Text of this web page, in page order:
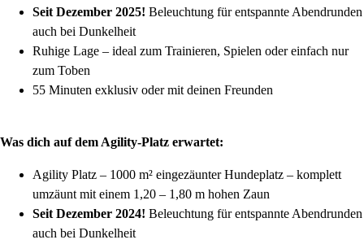
Seit Dezember 2025! Beleuchtung für entspannte Abendrunden
auch bei Dunkelheit
Ruhige Lage – ideal zum Trainieren, Spielen oder einfach nur
zum Toben
55 Minuten exklusiv oder mit deinen Freunden
Was dich auf dem Agility-Platz erwartet:
Agility Platz – 1000 m² eingezäunter Hundeplatz – komplett
umzäunt mit einem 1,20 – 1,80 m hohen Zaun
Seit Dezember 2024! Beleuchtung für entspannte Abendrunden
auch bei Dunkelheit